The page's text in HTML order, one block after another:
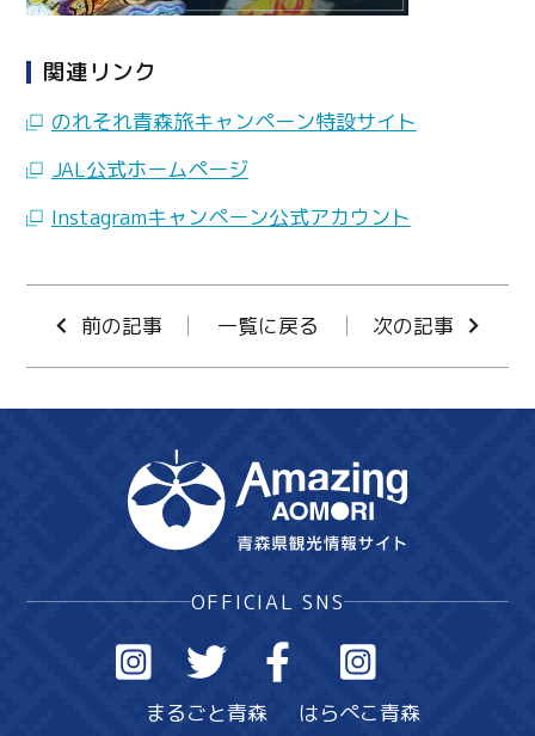
関連リンク
のれそれ青森旅キャンペーン特設サイト
JAL公式ホームページ
Instagramキャンペーン公式アカウント
前の記事 一覧に戻る 次の記事
OFFICIAL SNS
まるごと青森 はらぺこ青森
Facebook
Copy URL